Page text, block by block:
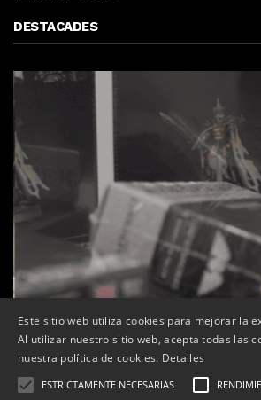
DESTACADES
Este sitio web utiliza cookies para mejorar la
Al utilizar nuestro sitio web, acepta todas las
nuestra política de cookies. Detalles
ESTRICTAMENTE NECESARIAS